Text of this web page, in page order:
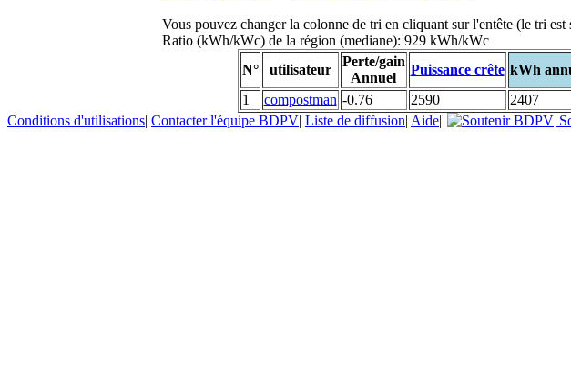
Vous pouvez changer la colonne de tri en cliquant sur l'entête (le tri est
Ratio (kWh/kWc) de la région (mediane): 929 kWh/kWc
N°
utilisateur
Perte/gain
Annuel
Puissance crête kWh
1
compostman -0.76 2590 2407
Conditions d'utilisations| Contacter l'équipe BDPV| Liste de diffusion| Aide|